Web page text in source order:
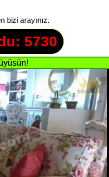
bizi arayınız.
5730